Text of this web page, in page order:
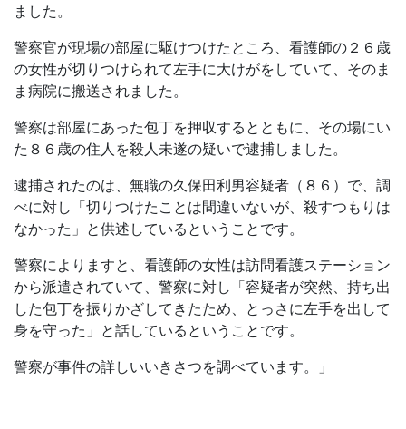
ました。
警察官が現場の部屋に駆けつけたところ、看護師の２６歳
の女性が切りつけられて左手に大けがをしていて、そのま
ま病院に搬送されました。
警察は部屋にあった包丁を押収するとともに、その場にい
た８６歳の住人を殺人未遂の疑いで逮捕しました。
逮捕されたのは、無職の久保田利男容疑者（８６）で、調
べに対し「切りつけたことは間違いないが、殺すつもりは
なかった」と供述しているということです。
警察によりますと、看護師の女性は訪問看護ステーション
から派遣されていて、警察に対し「容疑者が突然、持ち出
した包丁を振りかざしてきたため、とっさに左手を出して
身を守った」と話しているということです。
警察が事件の詳しいいきさつを調べています。」